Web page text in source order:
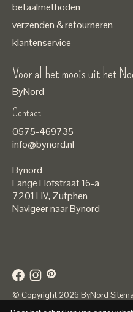
betaalmethoden
verzenden & retourneren
klantenservice
Voor al het moois uit het
ByNord
Contact
0575-469735
info@bynord.nl
Bynord
Lange Hofstraat 16-a
7201 HV, Zutphen
Navigeer naar Bynord
© Copyright 2026 ByNord